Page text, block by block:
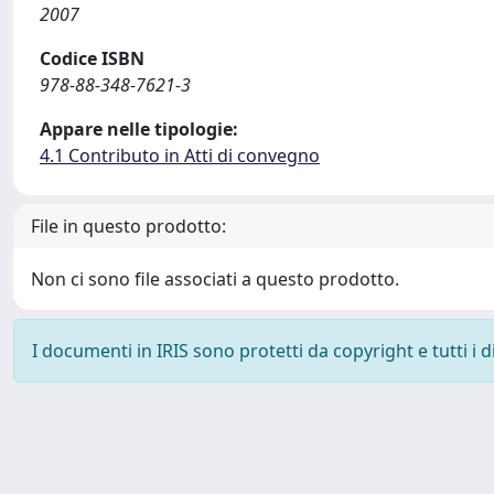
2007
Codice ISBN
978-88-348-7621-3
Appare nelle tipologie:
4.1 Contributo in Atti di convegno
File in questo prodotto:
Non ci sono file associati a questo prodotto.
I documenti in IRIS sono protetti da copyright e tutti i